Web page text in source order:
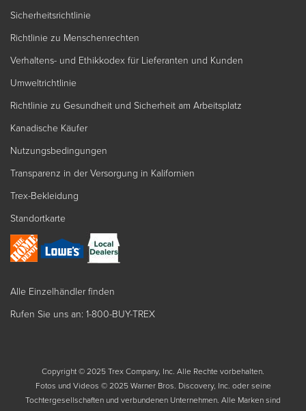
Sicherheitsrichtlinie
Richtlinie zu Menschenrechten
Verhaltens- und Ethikkodex für Lieferanten und Kunden
Umweltrichtlinie
Richtlinie zu Gesundheit und Sicherheit am Arbeitsplatz
Kanadische Käufer
Nutzungsbedingungen
Transparenz in der Versorgung in Kalifornien
Trex-Bekleidung
Standortkarte
Alle Einzelhändler finden
Rufen Sie uns an: 1-800-BUY-TREX
Copyright © 2025 Trex Company, Inc. Alle Rechte vorbehalten.
Fotos und Videos © 2025 Warner Bros. Discovery, Inc. oder seine
Tochtergesellschaften und verbundenen Unternehmen. Alle Marken sind